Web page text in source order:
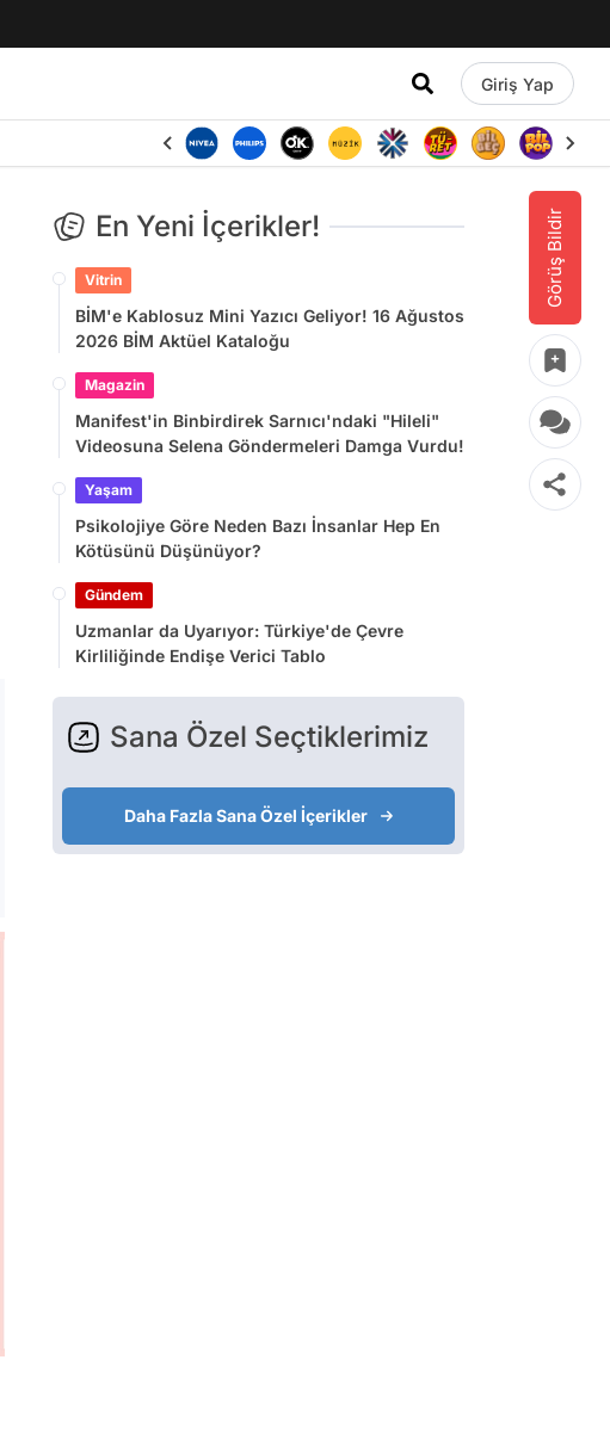
Giriş Yap
Görüş Bildir
En Yeni İçerikler!
Vitrin
BİM'e Kablosuz Mini Yazıcı Geliyor! 16 Ağustos
2026 BİM Aktüel Kataloğu
Magazin
Manifest'in Binbirdirek Sarnıcı'ndaki "Hileli"
Videosuna Selena Göndermeleri Damga Vurdu!
Yaşam
Psikolojiye Göre Neden Bazı İnsanlar Hep En
Kötüsünü Düşünüyor?
Gündem
Uzmanlar da Uyarıyor: Türkiye'de Çevre
Kirliliğinde Endişe Verici Tablo
Sana Özel Seçtiklerimiz
Daha Fazla Sana Özel İçerikler